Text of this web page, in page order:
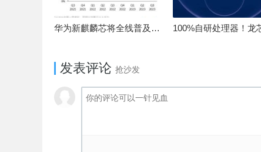
华为新麒麟芯将全线普及！高中低端全面采用 改写竞争格局
发表评论 抢沙发